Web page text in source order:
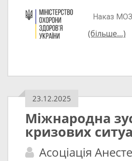
Наказ
(більше…)
23.12.2025
Міжнародна
кризових
Асоціація